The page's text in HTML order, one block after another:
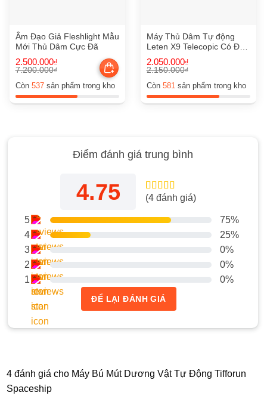
Âm Đạo Giả Fleshlight Mẫu
Mới Thủ Dâm Cực Đã
7.200.000₫
gốc
7.200.000₫.
2.500.000₫
hiện
là:
Còn 537sản phẩm trong kho
Máy Thủ Dâm Tự động
Leten X9 Telecopic Có Đế
Gắn Tường
2.150.000₫
gốc
2.150.000₫.
2.050.000₫
hiện
là:
Còn 581 sản phẩm trong kho
Điểm đánh giá trung bình
4.75 4.75trên 5
4
đánh giá
(4 đánh giá)
5
75%
4
25%
3
0%
2
0%
1
0%
ĐỂ LẠI ĐÁNH GIÁ
4 đánh giá cho Máy Bú Mút Dương Vật Tự Động Tifforun
Spaceship